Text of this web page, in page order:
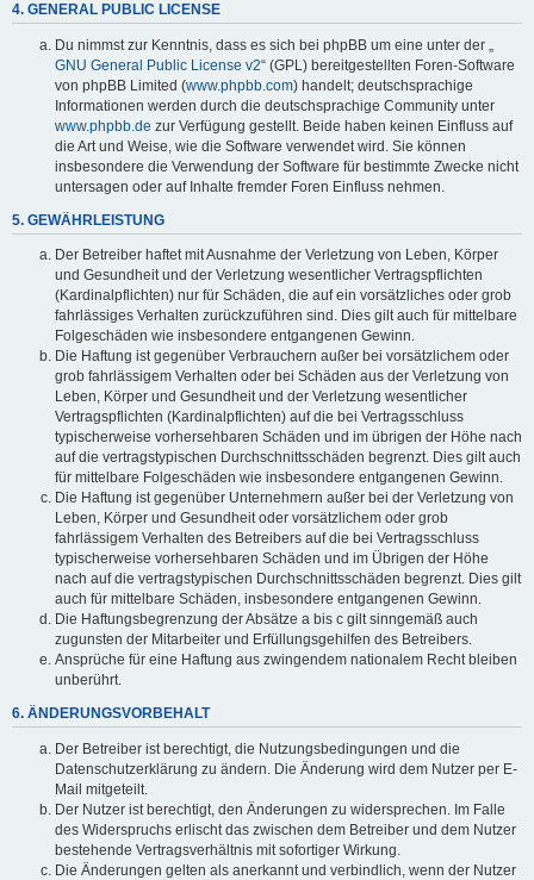
4. GENERAL PUBLIC LICENSE
Du nimmst zur Kenntnis, dass es sich bei phpBB um eine unter der „
GNU General Public License v2“ (GPL) bereitgestellten Foren-Software
von phpBB Limited (www.phpbb.com) handelt; deutschsprachige
Informationen werden durch die deutschsprachige Community unter
www.phpbb.de zur Verfügung gestellt. Beide haben keinen Einfluss auf
die Art und Weise, wie die Software verwendet wird. Sie können
insbesondere die Verwendung der Software für bestimmte Zwecke nicht
untersagen oder auf Inhalte fremder Foren Einfluss nehmen.
5. GEWÄHRLEISTUNG
Der Betreiber haftet mit Ausnahme der Verletzung von Leben, Körper
und Gesundheit und der Verletzung wesentlicher Vertragspflichten
(Kardinalpflichten) nur für Schäden, die auf ein vorsätzliches oder grob
fahrlässiges Verhalten zurückzuführen sind. Dies gilt auch für mittelbare
Folgeschäden wie insbesondere entgangenen Gewinn.
Die Haftung ist gegenüber Verbrauchern außer bei vorsätzlichem oder
grob fahrlässigem Verhalten oder bei Schäden aus der Verletzung von
Leben, Körper und Gesundheit und der Verletzung wesentlicher
Vertragspflichten (Kardinalpflichten) auf die bei Vertragsschluss
typischerweise vorhersehbaren Schäden und im übrigen der Höhe nach
auf die vertragstypischen Durchschnittsschäden begrenzt. Dies gilt auch
für mittelbare Folgeschäden wie insbesondere entgangenen Gewinn.
Die Haftung ist gegenüber Unternehmern außer bei der Verletzung von
Leben, Körper und Gesundheit oder vorsätzlichem oder grob
fahrlässigem Verhalten des Betreibers auf die bei Vertragsschluss
typischerweise vorhersehbaren Schäden und im Übrigen der Höhe
nach auf die vertragstypischen Durchschnittsschäden begrenzt. Dies gilt
auch für mittelbare Schäden, insbesondere entgangenen Gewinn.
Die Haftungsbegrenzung der Absätze a bis c gilt sinngemäß auch
zugunsten der Mitarbeiter und Erfüllungsgehilfen des Betreibers.
Ansprüche für eine Haftung aus zwingendem nationalem Recht bleiben
unberührt.
6. ÄNDERUNGSVORBEHALT
Der Betreiber ist berechtigt, die Nutzungsbedingungen und die
Datenschutzerklärung zu ändern. Die Änderung wird dem Nutzer per E-
Mail mitgeteilt.
Der Nutzer ist berechtigt, den Änderungen zu widersprechen. Im Falle
des Widerspruchs erlischt das zwischen dem Betreiber und dem Nutzer
bestehende Vertragsverhältnis mit sofortiger Wirkung.
Die Änderungen gelten als anerkannt und verbindlich, wenn der Nutzer